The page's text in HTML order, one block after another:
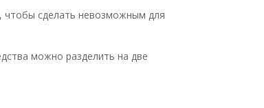
чтобы сделать невозможным для
можно разделить на две